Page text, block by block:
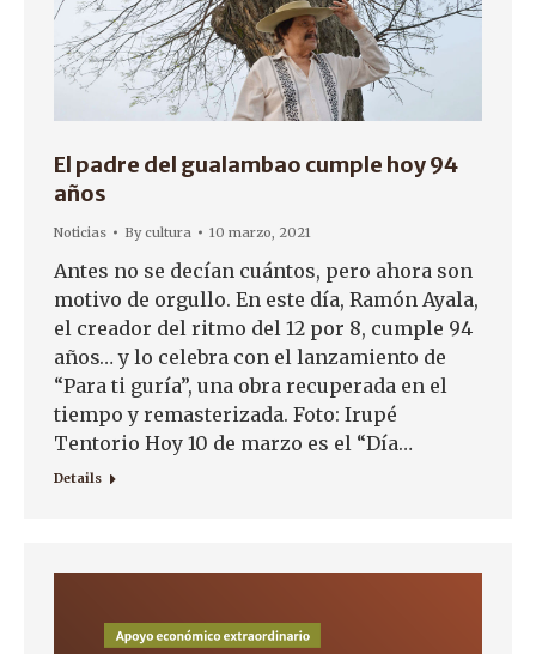
El padre del gualambao cumple hoy 94
años
Noticias Bycultura 10 marzo, 2021
Antes no se decían cuántos, pero ahora son
motivo de orgullo. En este día, Ramón Ayala,
el creador del ritmo del 12 por 8, cumple 94
años… y lo celebra con el lanzamiento de
“Para ti guría”, una obra recuperada en el
tiempo y remasterizada. Foto: Irupé
Tentorio Hoy 10 de marzo es el “Día…
Details